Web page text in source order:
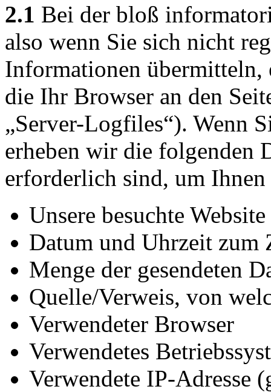
2.1 Bei der bloß
also wenn Sie sich nicht
Informationen übermitteln,
die Ihr Browser an den
„Server-Logfiles“). Wenn
erheben wir die folgenden
erforderlich sind, um Ihnen
Unsere besuchte Website
Datum und Uhrzeit zum
Menge der gesendeten
Quelle/Verweis, von
Verwendeter Browser
Verwendetes
Verwendete IP-Adresse